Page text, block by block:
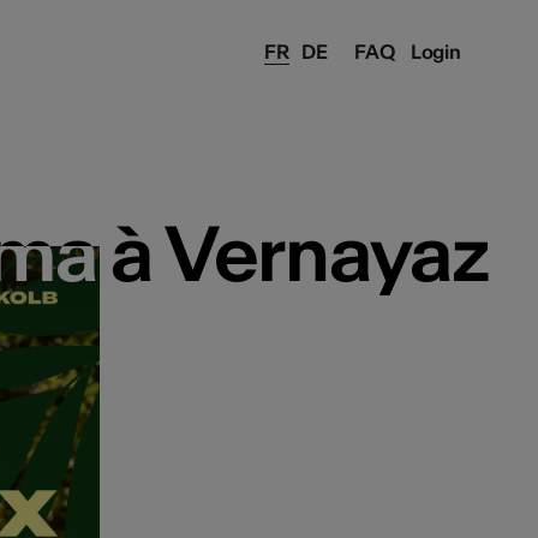
FAQ Login
FR DE
à Vernayaz
à Vernayaz